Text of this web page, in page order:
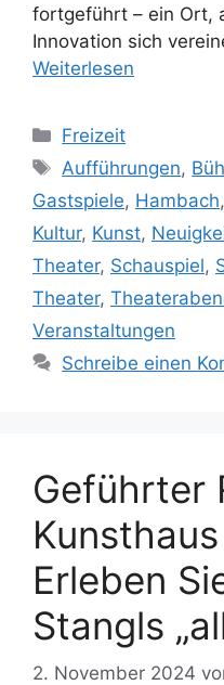
fortgeführt – ein Ort,
Innovation sich
Weiterlesen
Kategorien
Freizeit
Schlagwörter
Aufführungen,
Gastspiele, Hambach,
Kultur, Kunst,
Theater, Schauspiel,
Theater,
Veranstaltungen
Schreibe einen
Geführter
Erleben
Stangls
2. November 2024